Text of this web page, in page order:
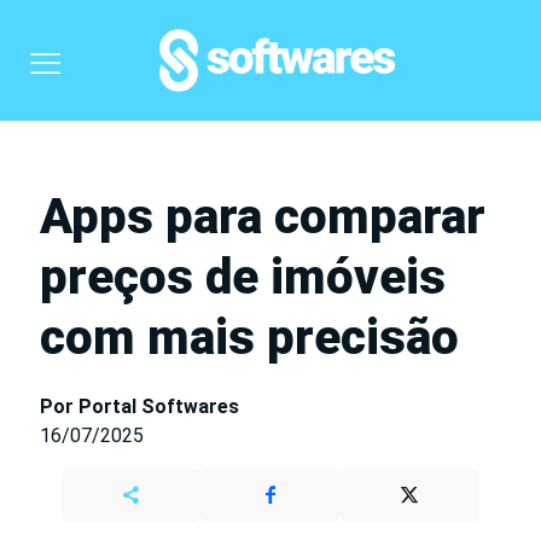
Apps para comparar
preços de imóveis
com mais precisão
Por Portal Softwares
16/07/2025